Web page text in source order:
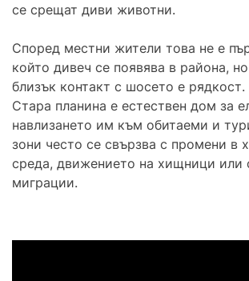
се срещат диви животни.
Според местни жители това не е
който дивеч се появява в района,
близък контакт с шосето е рядкост.
Стара планина е естествен дом за
навлизането им към обитаеми и
зони често се свързва с промени в
среда, движението на хищници или
миграции.